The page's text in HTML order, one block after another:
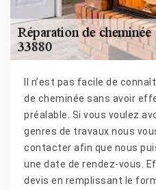
Il n’est pas facile de
de cheminée sans avoir
préalable. Si vous voulez
genres de travaux nous
contacter afin que nous
une date de rendez-vous.
devis en remplissant le